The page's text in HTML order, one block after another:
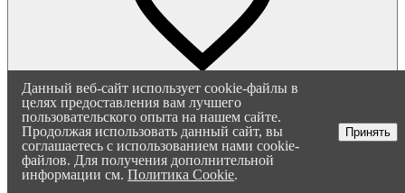
Данный веб-сайт использует cookie-файлы в
целях предоставления вам лучшего
пользовательского опыта на нашем сайте.
Продолжая использовать данный сайт, вы
соглашаетесь с использованием нами cookie-
файлов. Для получения дополнительной
информации см.Политика Cookie.
Принять